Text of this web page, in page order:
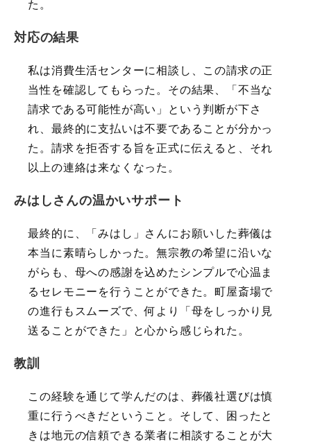
た。
対応の結果
私は消費生活センターに相談し、この請求の正
当性を確認してもらった。その結果、「不当な
請求である可能性が高い」という判断が下さ
れ、最終的に支払いは不要であることが分かっ
た。請求を拒否する旨を正式に伝えると、それ
以上の連絡は来なくなった。
みはしさんの温かいサポート
最終的に、「みはし」さんにお願いした葬儀は
本当に素晴らしかった。無宗教の希望に沿いな
がらも、母への感謝を込めたシンプルで心温ま
るセレモニーを行うことができた。町屋斎場で
の進行もスムーズで、何より「母をしっかり見
送ることができた」と心から感じられた。
教訓
この経験を通じて学んだのは、葬儀社選びは慎
重に行うべきだということ。そして、困ったと
きは地元の信頼できる業者に相談することが大